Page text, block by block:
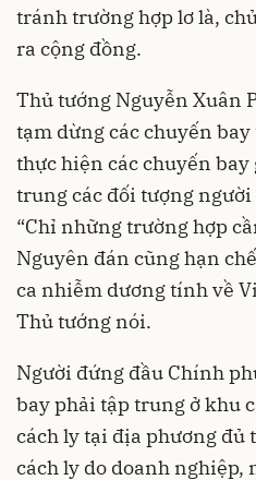
tránh trường hợp lơ là,
ra cộng đồng.
Thủ tướng Nguyễn Xuân
tạm dừng các chuyến
thực hiện các chuyến
trung các đối tượng
“Chỉ những trường hợp
Nguyên đán cũng hạn
ca nhiễm dương tính về
Thủ tướng nói.
Người đứng đầu Chính
bay phải tập trung ở khu
cách ly tại địa phương đủ
cách ly do doanh nghiệp,